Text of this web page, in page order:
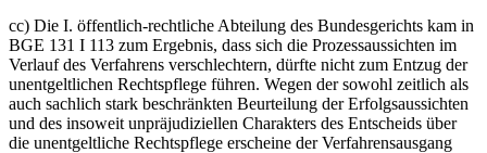
cc) Die I. öffentlich-rechtliche Abteilung des Bundesgerichts kam in
BGE 131 I 113 zum Ergebnis, dass sich die Prozessaussichten im
Verlauf des Verfahrens verschlechtern, dürfte nicht zum Entzug der
unentgeltlichen Rechtspflege führen. Wegen der sowohl zeitlich als
auch sachlich stark beschränkten Beurteilung der Erfolgsaussichten
und des insoweit unpräjudiziellen Charakters des Entscheids über
die unentgeltliche Rechtspflege erscheine der Verfahrensausgang